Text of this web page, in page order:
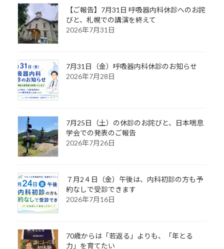
【ご報告】7月31日 呼吸器内科休診へのお詫
びと、札幌での講演を終えて
2026年7月31日
7月31日（金）呼吸器内科休診のお知らせ
2026年7月28日
7月25日（土）の休診のお詫びと、日本喘息
学会での発表のご報告
2026年7月26日
７月2４日（金）午後は、内科初診の方も予
約なしで受診できます
2026年7月16日
70歳からは「若返る」よりも、「年とる
力」を育てたい